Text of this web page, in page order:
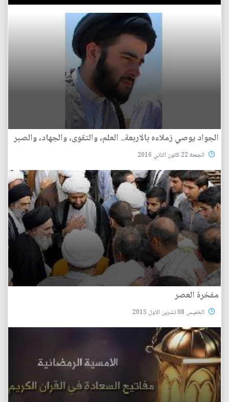
الجواد يوصي زملاءه بالاربعة.. العلم، والتقوى، والجهاد، والصبر
الجمعة 22 كانون الثاني 2016
مفخرة العصر
الخميس 08 تشرين الاول 2015